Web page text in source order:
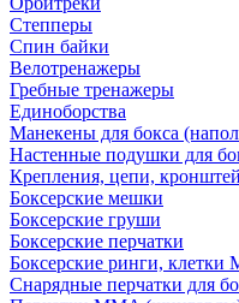
Степперы
Спин байки
Велотренажеры
Гребные тренажеры
Единоборства
Манекены для бокса
Настенные подушки для
Крепления, цепи,
Боксерские мешки
Боксерские груши
Боксерские перчатки
Боксерские ринги,
Снарядные перчатки для